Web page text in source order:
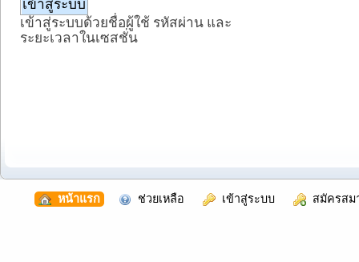
เข้าสู่ระบบด้วยชื่อผู้ใช้ รหัสผ่าน และ
ระยะเวลาในเซสชั่น
หน้าแรก ช่วยเหลือ เข้าสู่ระบบ สมัครสม